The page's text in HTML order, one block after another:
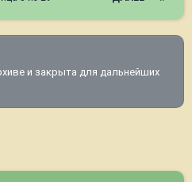
и закрыта для дальнейших